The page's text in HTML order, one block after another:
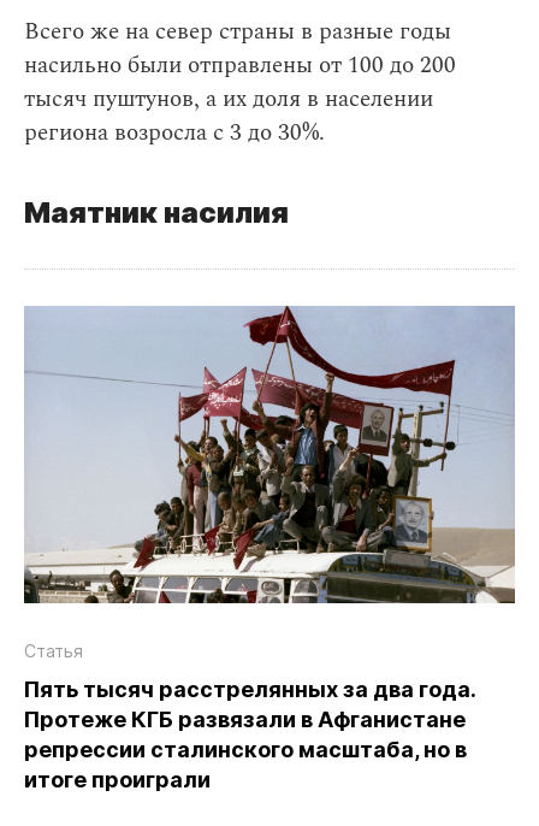
Всего же на север страны в разные годы
насильно были отправлены от 100 до 200
тысяч пуштунов, а их доля в населении
региона возросла с 3 до 30%.
Маятник насилия
Статья
Пять тысяч расстрелянных за два года.
Протеже КГБ развязали в Афганистане
репрессии сталинского масштаба, но в
итоге проиграли